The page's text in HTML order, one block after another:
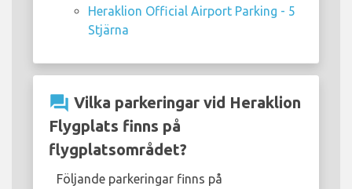
Heraklion Official Airport Parking - 5
Stjärna
question_answer Vilka parkeringar vid Heraklion
Flygplats finns på
flygplatsområdet?
Följande parkeringar finns på